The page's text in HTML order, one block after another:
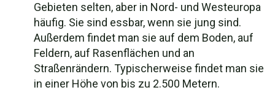
Gebieten selten, aber in Nord- und Westeuropa
häufig. Sie sind essbar, wenn sie jung sind.
Außerdem findet man sie auf dem Boden, auf
Feldern, auf Rasenflächen und an
Straßenrändern. Typischerweise findet man sie
in einer Höhe von bis zu 2.500 Metern.